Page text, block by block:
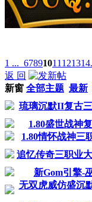
1 ... 67891011 121314
返 回
新窗 全部主题 最新
琉璃沉默II复古
1.80盛世战神
1.80情怀战神三
追忆传奇三职业
新Gom引擎-
无双虎威仿盛沉